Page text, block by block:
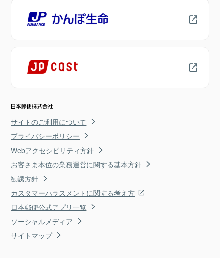
サイトのご利用について
プライバシーポリシー
Webアクセシビリティ方針
お客さま本位の業務運営に関する基本方針
勧誘方針
カスタマーハラスメントに関する考え方
日本郵便公式アプリ一覧
ソーシャルメディア
サイトマップ